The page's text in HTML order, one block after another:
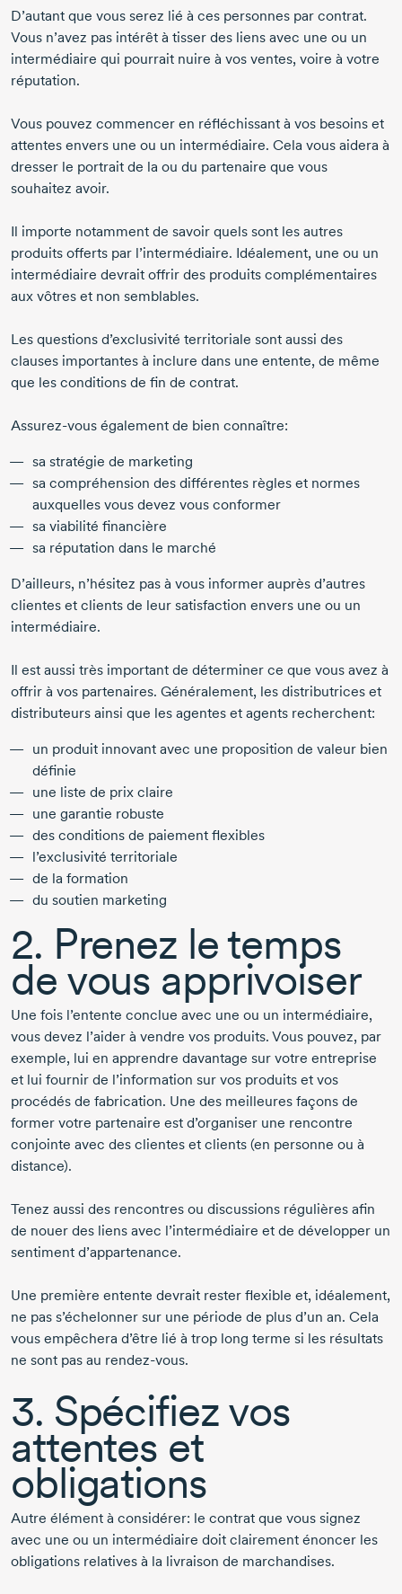
D’autant que vous serez lié à ces personnes par contrat.
Vous n’avez pas intérêt à tisser des liens avec une ou un
intermédiaire qui pourrait nuire à vos ventes, voire à votre
réputation.
Vous pouvez commencer en réfléchissant à vos besoins et
attentes envers une ou un intermédiaire. Cela vous aidera à
dresser le portrait de la ou du partenaire que vous
souhaitez avoir.
Il importe notamment de savoir quels sont les autres
produits offerts par l’intermédiaire. Idéalement, une ou un
intermédiaire devrait offrir des produits complémentaires
aux vôtres et non semblables.
Les questions d’exclusivité territoriale sont aussi des
clauses importantes à inclure dans une entente, de même
que les conditions de fin de contrat.
Assurez-vous également de bien connaître:
sa stratégie de marketing
sa compréhension des différentes règles et normes
auxquelles vous devez vous conformer
sa viabilité financière
sa réputation dans le marché
D’ailleurs, n’hésitez pas à vous informer auprès d’autres
clientes et clients de leur satisfaction envers une ou un
intermédiaire.
Il est aussi très important de déterminer ce que vous avez à
offrir à vos partenaires. Généralement, les distributrices et
distributeurs ainsi que les agentes et agents recherchent:
un produit innovant avec une proposition de valeur bien
définie
une liste de prix claire
une garantie robuste
des conditions de paiement flexibles
l’exclusivité territoriale
de la formation
du soutien marketing
2. Prenez le temps
de vous apprivoiser
Une fois l’entente conclue avec une ou un intermédiaire,
vous devez l’aider à vendre vos produits. Vous pouvez, par
exemple, lui en apprendre davantage sur votre entreprise
et lui fournir de l’information sur vos produits et vos
procédés de fabrication. Une des meilleures façons de
former votre partenaire est d’organiser une rencontre
conjointe avec des clientes et clients (en personne ou à
distance).
Tenez aussi des rencontres ou discussions régulières afin
de nouer des liens avec l’intermédiaire et de développer un
sentiment d’appartenance.
Une première entente devrait rester flexible et, idéalement,
ne pas s’échelonner sur une période de plus d’un an. Cela
vous empêchera d’être lié à trop long terme si les résultats
ne sont pas au rendez-vous.
3. Spécifiez vos
attentes et
obligations
Autre élément à considérer: le contrat que vous signez
avec une ou un intermédiaire doit clairement énoncer les
obligations relatives à la livraison de marchandises.